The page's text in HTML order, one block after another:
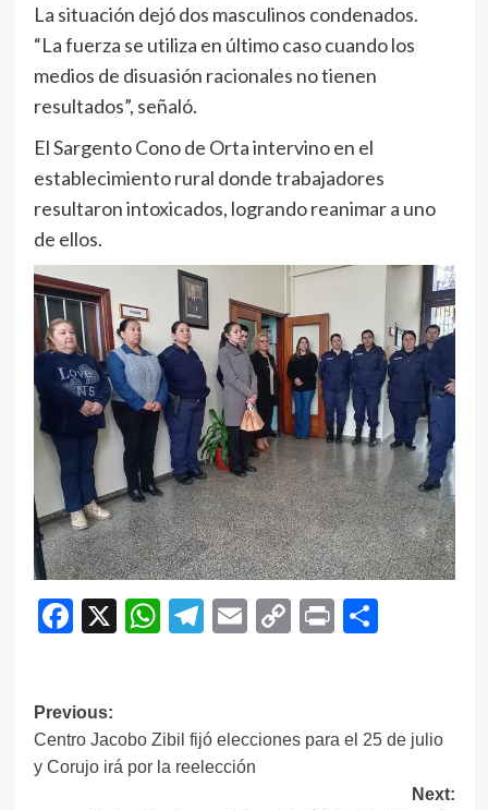
La situación dejó dos masculinos condenados.
“La fuerza se utiliza en último caso cuando los
medios de disuasión racionales no tienen
resultados”, señaló.
El Sargento Cono de Orta intervino en el
establecimiento rural donde trabajadores
resultaron intoxicados, logrando reanimar a uno
de ellos.
Facebook
X WhatsApp
Telegram
EmailCopy
Print
Navegación
de
entradas
Previous:
Centro Jacobo Zibil fijó elecciones para el 25 de julio
y Corujo irá por la reelección
Next: